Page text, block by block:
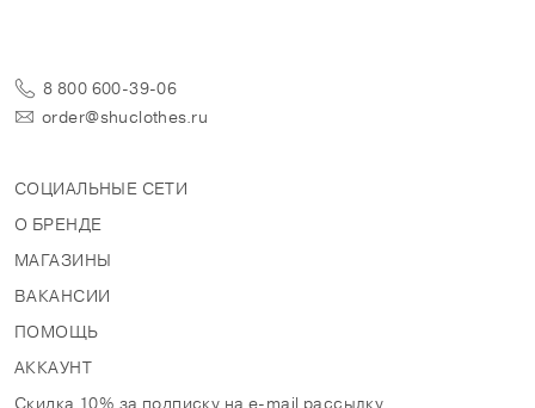
8 800 600-39-06
order@shuclothes.ru
СОЦИАЛЬНЫЕ СЕТИ
О БРЕНДЕ
МАГАЗИНЫ
ВАКАНСИИ
ПОМОЩЬ
АККАУНТ
Скидка 10% за подписку на e-mail рассылку